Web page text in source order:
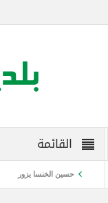
القائمة
حسين الخنسا يزور